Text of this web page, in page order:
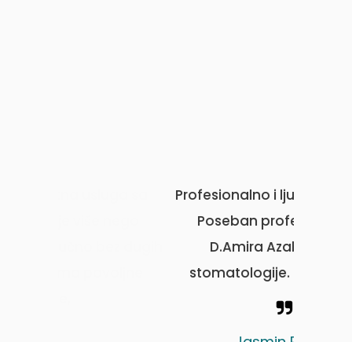
Profesionalno i ljubazno osoblje.
Poseban profesionalizam
D.Amira Azabagića sa
stomatologije. Sve pohvale.